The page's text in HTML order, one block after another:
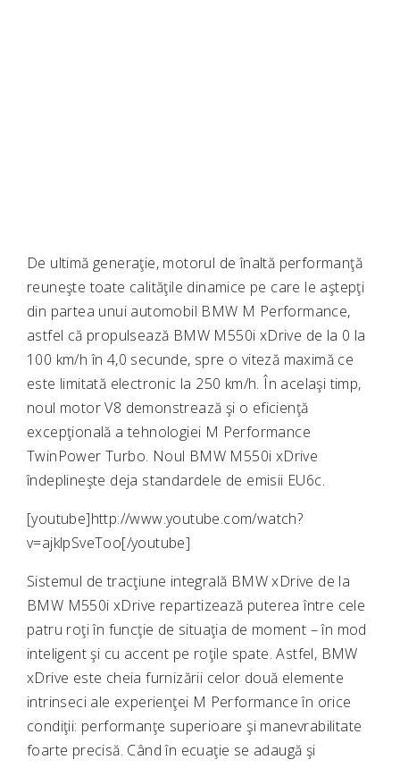
De ultimă generaţie, motorul de înaltă performanţă
reuneşte toate calităţile dinamice pe care le aştepţi
din partea unui automobil BMW M Performance,
astfel că propulsează BMW M550i xDrive de la 0 la
100 km/h în 4,0 secunde, spre o viteză maximă ce
este limitată electronic la 250 km/h. În acelaşi timp,
noul motor V8 demonstrează şi o eficienţă
excepţională a tehnologiei M Performance
TwinPower Turbo. Noul BMW M550i xDrive
îndeplineşte deja standardele de emisii EU6c.
[youtube]http://www.youtube.com/watch?
v=ajklpSveToo[/youtube]
Sistemul de tracţiune integrală BMW xDrive de la
BMW M550i xDrive repartizează puterea între cele
patru roţi în funcţie de situaţia de moment – în mod
inteligent şi cu accent pe roţile spate. Astfel, BMW
xDrive este cheia furnizării celor două elemente
intrinseci ale experienţei M Performance în orice
condiţii: performanţe superioare şi manevrabilitate
foarte precisă. Când în ecuaţie se adaugă şi